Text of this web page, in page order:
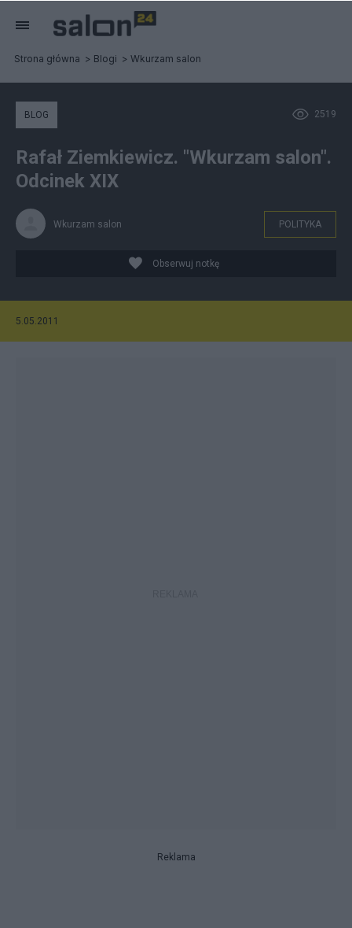
Strona główna Blogi Wkurzam salon
2519
BLOG
Rafał Ziemkiewicz. "Wkurzam salon".
Odcinek XIX
Wkurzam salon POLITYKA
Obserwuj notkę
5.05.2011
Reklama